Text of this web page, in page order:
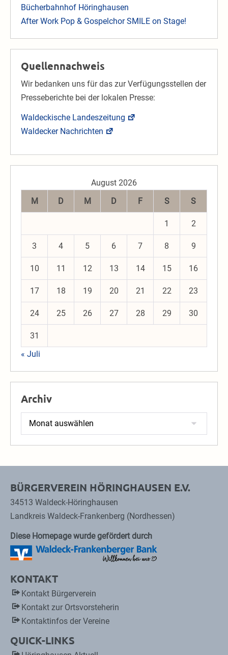
Bücherbahnhof Höringhausen
After Work Pop & Gospelchor SMILE on Stage!
Quellennachweis
Wir bedanken uns für das zur Verfügungsstellen der
Presseberichte bei der lokalen Presse:
Waldeckische Landeszeitung
Waldecker Nachrichten
August 2026
M
D M D F S S
1 2
3 4 5 6 7 8 9
10 11 12 13 14 15 16
17 18 19 20 21 22 23
24 25 26 27 28 29 30
31
« Juli
Archiv
Archiv
BÜRGERVEREIN HÖRINGHAUSEN E.V.
34513 Waldeck-Höringhausen
Landkreis Waldeck-Frankenberg (Nordhessen)
Diese Homepage wurde gefördert durch
KONTAKT
Kontakt Bürgerverein
Kontakt zur Ortsvorsteherin
Kontaktinfos der Vereine
QUICK-LINKS